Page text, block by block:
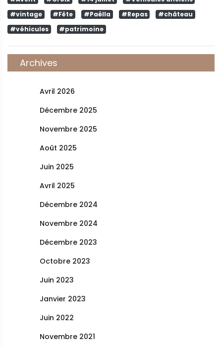
#vintage
#Fête #Paëlla #Repas
#château
#véhicules
#patrimoine
Archives
Avril 2026
Décembre 2025
Novembre 2025
Août 2025
Juin 2025
Avril 2025
Décembre 2024
Novembre 2024
Décembre 2023
Octobre 2023
Juin 2023
Janvier 2023
Juin 2022
Novembre 2021